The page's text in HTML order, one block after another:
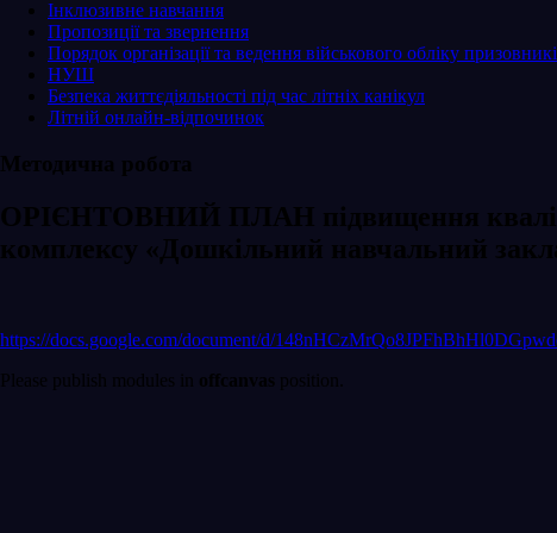
Інклюзивне навчання
Пропозиції та звернення
Порядок організації та ведення військового обліку
НУШ
Безпека життєдіяльності під час літніх канікул
Літній онлайн-відпочинок
Методична робота
ОРІЄНТОВНИЙ ПЛАН підвищення
комплексу «Дошкільний навчальний
https://docs.google.com/document/d/
Please publish modules in offcanvas position.